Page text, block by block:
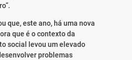
que, este ano, há uma nova
que é o contexto da
social levou um elevado
problemas